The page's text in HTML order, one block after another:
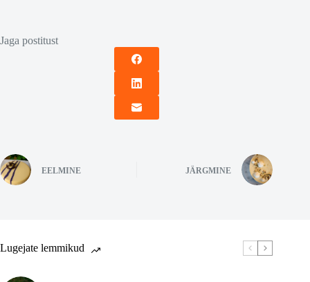
Jaga postitust
EELMINE JÄRGMINE
Lugejate lemmikud